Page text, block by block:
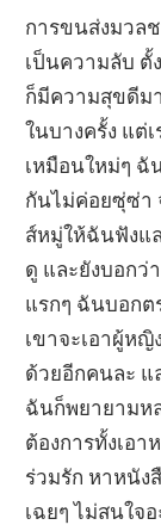
การขนส่งมวล
เป็นความลับ ตั้
ก็มีความสุขดีม
ในบางครั้ง แต่
เหมือนใหม่ๆ
กันไม่ค่อยซุ่ซ่า
ส์หมู่ให้ฉันฟังแ
ดู และยังบอกว่
แรกๆ ฉันบอกต
เขาจะเอาผู้ห
ด้วยอีกคนละ
ฉันก็พยายามห
ต้องการทั้งเอ
ร่วมรัก หาหนัง
เฉยๆ ไม่สนใจ